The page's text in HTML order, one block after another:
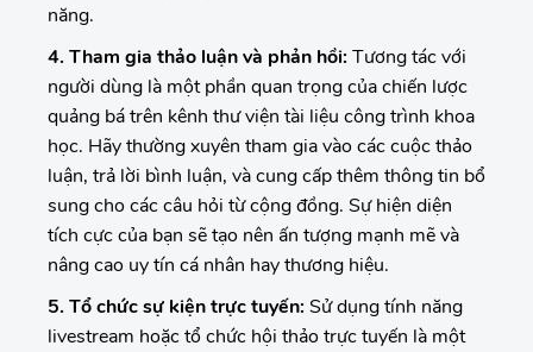
năng.
4. Tham gia thảo luận và phản hồi: Tương tác với
người dùng là một phần quan trọng của chiến lược
quảng bá trên kênh thư viện tài liệu công trình khoa
học. Hãy thường xuyên tham gia vào các cuộc thảo
luận, trả lời bình luận, và cung cấp thêm thông tin bổ
sung cho các câu hỏi từ cộng đồng. Sự hiện diện
tích cực của bạn sẽ tạo nên ấn tượng mạnh mẽ và
nâng cao uy tín cá nhân hay thương hiệu.
5. Tổ chức sự kiện trực tuyến: Sử dụng tính năng
livestream hoặc tổ chức hội thảo trực tuyến là một